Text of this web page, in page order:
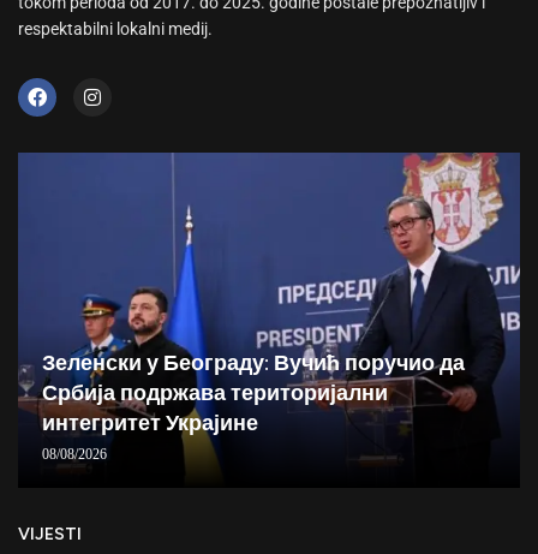
respektabilni lokalni medij.
Зеленски у Београду: Вучић поручио да
Србија подржава територијални
интегритет Украјине
08/08/2026
VIJESTI